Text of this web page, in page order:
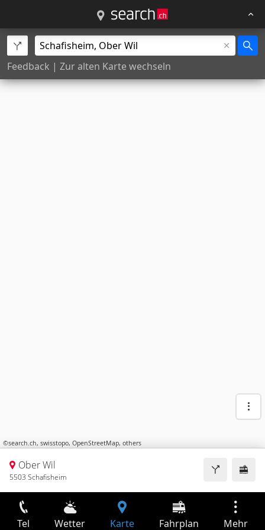
Feedback | Zur alten Karte wechseln
©search.ch, swisstopo, OpenStreetMap, others
Ober Wil
5503 Schafisheim
Tel Wetter Karte Fahrplan Mehr